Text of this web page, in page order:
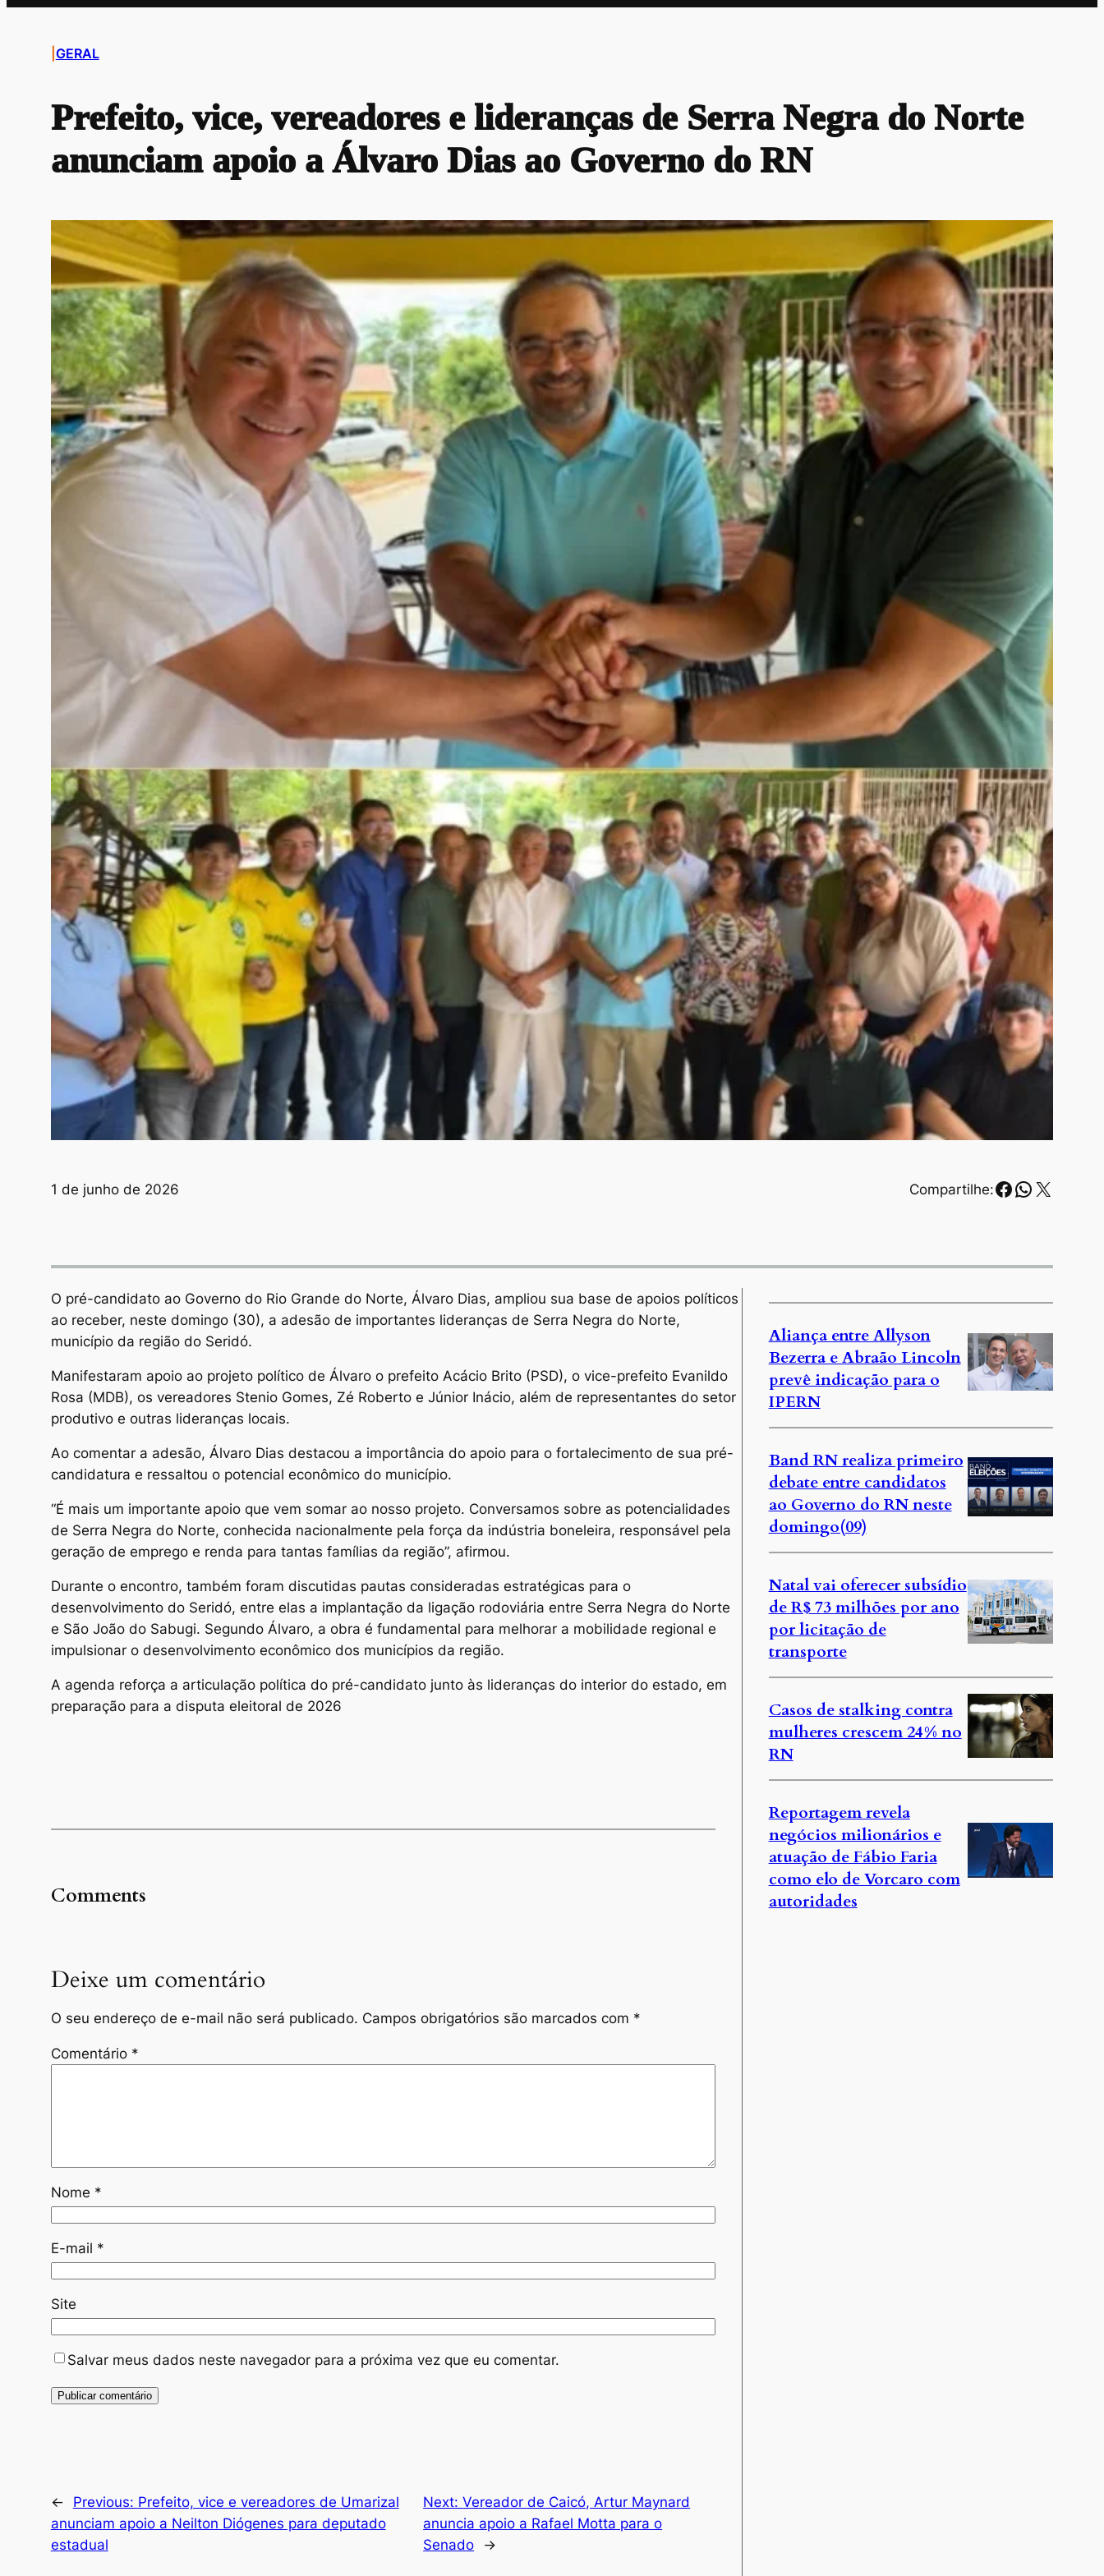
GERAL
Prefeito, vice, vereadores e lideranças de Serra Negra do Norte
anunciam apoio a Álvaro Dias ao Governo do RN
1 de junho de 2026 Compartilhe:Facebook
X
O pré-candidato ao Governo do Rio Grande do Norte, Álvaro Dias, ampliou sua base de apoios políticos
ao receber, neste domingo (30), a adesão de importantes lideranças de Serra Negra do Norte,
município da região do Seridó.
Manifestaram apoio ao projeto político de Álvaro o prefeito Acácio Brito (PSD), o vice-prefeito Evanildo
Rosa (MDB), os vereadores Stenio Gomes, Zé Roberto e Júnior Inácio, além de representantes do setor
produtivo e outras lideranças locais.
Ao comentar a adesão, Álvaro Dias destacou a importância do apoio para o fortalecimento de sua pré-
candidatura e ressaltou o potencial econômico do município.
“É mais um importante apoio que vem somar ao nosso projeto. Conversamos sobre as potencialidades
de Serra Negra do Norte, conhecida nacionalmente pela força da indústria boneleira, responsável pela
geração de emprego e renda para tantas famílias da região”, afirmou.
Durante o encontro, também foram discutidas pautas consideradas estratégicas para o
desenvolvimento do Seridó, entre elas a implantação da ligação rodoviária entre Serra Negra do Norte
e São João do Sabugi. Segundo Álvaro, a obra é fundamental para melhorar a mobilidade regional e
impulsionar o desenvolvimento econômico dos municípios da região.
A agenda reforça a articulação política do pré-candidato junto às lideranças do interior do estado, em
preparação para a disputa eleitoral de 2026
Comments
Deixe um comentário
O seu endereço de e-mail não será publicado. Campos obrigatórios são marcados com *
Comentário *
Nome *
E-mail *
Site
Salvar meus dados neste navegador para a próxima vez que eu comentar.
← Previous: Prefeito, vice e vereadores de Umarizal
anunciam apoio a Neilton Diógenes para deputado
estadual
Next:Vereador de Caicó, Artur Maynard
anuncia apoio a Rafael Motta para o
Senado
→
Aliança entre Allyson
Bezerra e Abraão Lincoln
prevê indicação para o
IPERN
Band RN realiza primeiro
debate entre candidatos
ao Governo do RN neste
domingo(09)
Natal vai oferecer subsídio
de R$ 73 milhões por ano
por licitação de
transporte
Casos de stalking contra
mulheres crescem 24% no
RN
Reportagem revela
negócios milionários e
atuação de Fábio Faria
como elo de Vorcaro com
autoridades